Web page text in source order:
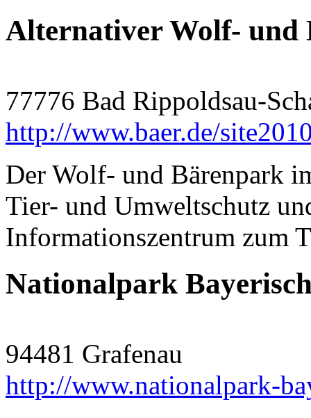
Alternativer Wolf- und
77776 Bad Rippoldsau-
http://www.baer.de/
Der Wolf- und Bärenpark
Tier- und Umweltschutz
Informationszentrum zum
Nationalpark
94481 Grafenau
http://www.nationalpark-